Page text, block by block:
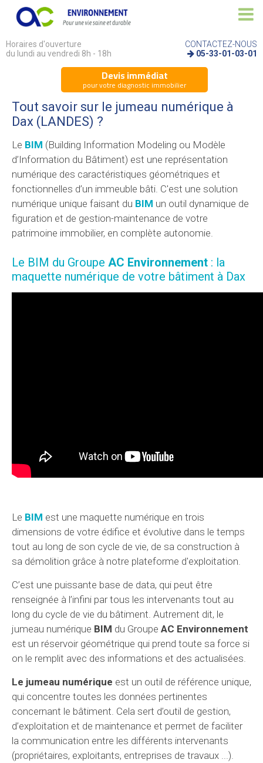
Horaires d'ouverture
du lundi au vendredi 8h - 18h
CONTACTEZ-NOUS
05-33-01-03-01
Devis immédiat
pour votre diagnostic immobilier
Tout savoir sur le jumeau numérique à
Dax (LANDES) ?
Le BIM (Building Information Modeling ou Modèle
d’Information du Bâtiment) est une représentation
numérique des caractéristiques géométriques et
fonctionnelles d’un immeuble bâti. C'est une solution
numérique unique faisant du BIM un outil dynamique de
figuration et de gestion-maintenance de votre
patrimoine immobilier, en complète autonomie.
Le BIM du Groupe AC Environnement : la
maquette numérique de votre bâtiment à Dax
Le BIM est une maquette numérique en trois
dimensions de votre édifice et évolutive dans le temps
tout au long de son cycle de vie, de sa construction à
sa démolition grâce à notre plateforme d'exploitation.
C’est une puissante base de data, qui peut être
renseignée à l’infini par tous les intervenants tout au
long du cycle de vie du bâtiment. Autrement dit, le
jumeau numérique BIM du Groupe AC Environnement
est un réservoir géométrique qui prend toute sa force si
on le remplit avec des informations et des actualisées.
Le jumeau numérique est un outil de référence unique,
qui concentre toutes les données pertinentes
concernant le bâtiment. Cela sert d’outil de gestion,
d’exploitation et de maintenance et permet de faciliter
la communication entre les différents intervenants
(propriétaires, exploitants, entreprises de travaux ...).